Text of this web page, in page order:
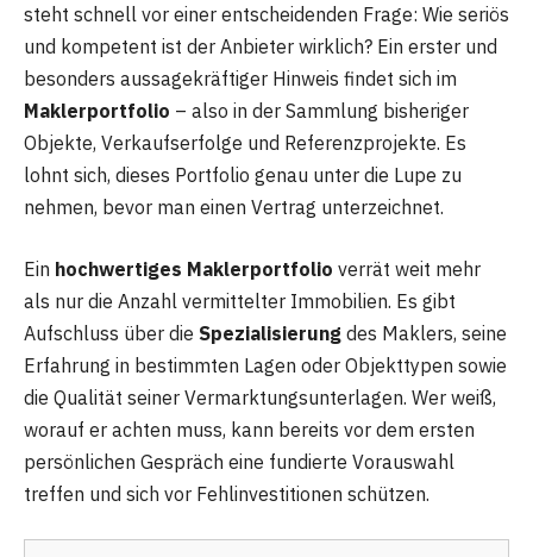
steht schnell vor einer entscheidenden Frage: Wie seriös
und kompetent ist der Anbieter wirklich? Ein erster und
besonders aussagekräftiger Hinweis findet sich im
Maklerportfolio – also in der Sammlung bisheriger
Objekte, Verkaufserfolge und Referenzprojekte. Es
lohnt sich, dieses Portfolio genau unter die Lupe zu
nehmen, bevor man einen Vertrag unterzeichnet.
Ein hochwertiges Maklerportfolio verrät weit mehr
als nur die Anzahl vermittelter Immobilien. Es gibt
Aufschluss über die Spezialisierung des Maklers, seine
Erfahrung in bestimmten Lagen oder Objekttypen sowie
die Qualität seiner Vermarktungsunterlagen. Wer weiß,
worauf er achten muss, kann bereits vor dem ersten
persönlichen Gespräch eine fundierte Vorauswahl
treffen und sich vor Fehlinvestitionen schützen.